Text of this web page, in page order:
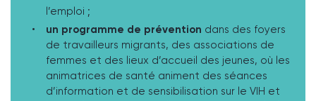
l’emploi ;
un programme de prévention dans des foyers
de travailleurs migrants, des associations de
femmes et des lieux d’accueil des jeunes, où les
animatrices de santé animent des séances
d’information et de sensibilisation sur le VIH et